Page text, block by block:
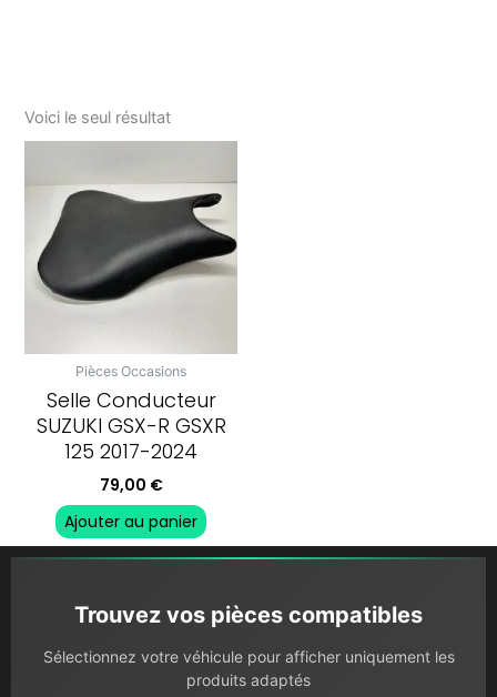
Voici le seul résultat
Pièces Occasions
Selle Conducteur
SUZUKI GSX-R GSXR
125 2017-2024
79,00 €
Ajouter au panier
Trouvez vos pièces compatibles
Sélectionnez votre véhicule pour afficher uniquement les
produits adaptés